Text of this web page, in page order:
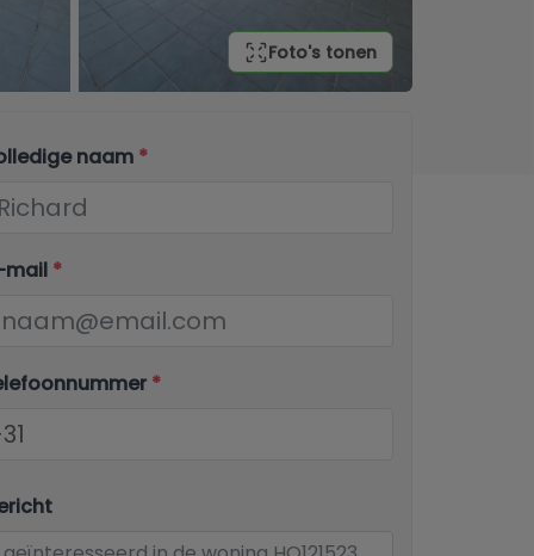
Foto's tonen
naam *
mail *
*